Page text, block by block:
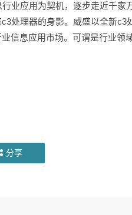
业应用为契机，逐步走近千家
处理器的身影。威盛以全新c3
信息应用市场。可谓是行业领
分享